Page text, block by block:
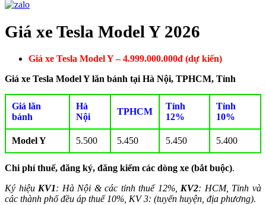
Giá xe Tesla Model Y 2026
Giá xe Tesla Model Y – 4.999.000.000đ (dự kiến)
Giá xe Tesla Model Y lăn bánh tại Hà Nội, TPHCM, Tỉnh
Giá lăn
bánh
Hà
Nội
TPHCM
Tỉnh
12%
Tỉnh
10%
Model Y 5.500 5.450 5.450 5.400
Chi phí thuế, đăng ký, đăng kiểm các dòng xe (bắt buộc).
Ký hiệu KV1: Hà Nội & các tỉnh thuế 12%, KV2: HCM, Tỉnh và
các thành phố đều áp thuế 10%, KV 3: (tuyến huyện, địa phương).